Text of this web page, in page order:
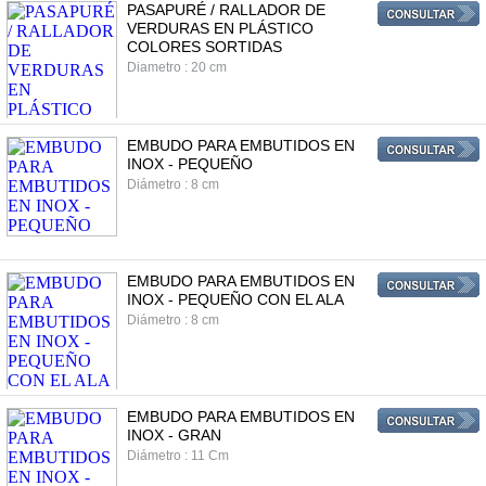
PASAPURÉ / RALLADOR DE
VERDURAS EN PLÁSTICO
COLORES SORTIDAS
Diametro : 20 cm
EMBUDO PARA EMBUTIDOS EN
INOX - PEQUEÑO
Diámetro : 8 cm
EMBUDO PARA EMBUTIDOS EN
INOX - PEQUEÑO CON EL ALA
Diámetro : 8 cm
EMBUDO PARA EMBUTIDOS EN
INOX - GRAN
Diámetro : 11 Cm